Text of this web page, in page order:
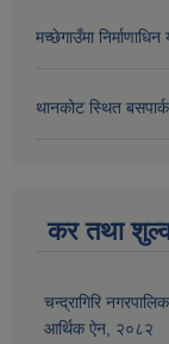
मच्छेगाउँमा
थानकोट स्थित
कर तथा
चन्द्रागिरि
आर्थिक ऐन, २०८२